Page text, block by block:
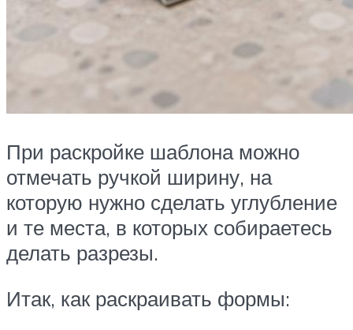
При раскройке шаблона можно
отмечать ручкой ширину, на
которую нужно сделать углубление
и те места, в которых собираетесь
делать разрезы.
Итак, как раскраивать формы: